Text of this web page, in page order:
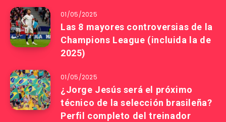
01/05/2025
Las 8 mayores controversias de la
Champions League (incluida la de
2025)
01/05/2025
¿Jorge Jesús será el próximo
técnico de la selección brasileña?
Perfil completo del treinador